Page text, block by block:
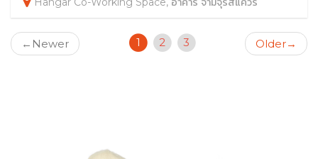
← Newer 1 2 3 Older→